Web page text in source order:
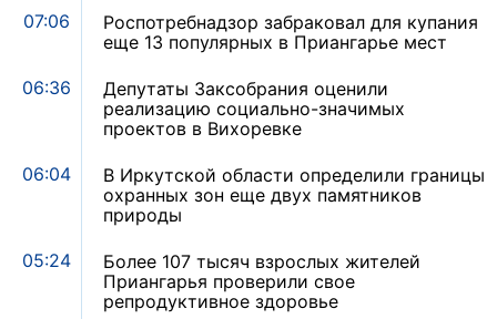
07:06
Роспотребнадзор забраковал для купания
еще 13 популярных в Приангарье мест
06:36
Депутаты Заксобрания оценили
реализацию социально-значимых
проектов в Вихоревке
06:04
В Иркутской области определили границы
охранных зон еще двух памятников
природы
05:24
Более 107 тысяч взрослых жителей
Приангарья проверили свое
репродуктивное здоровье